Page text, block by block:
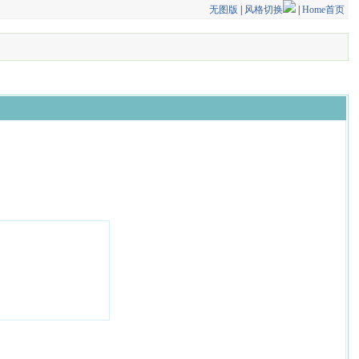
无图版 风格切换 | Home首页